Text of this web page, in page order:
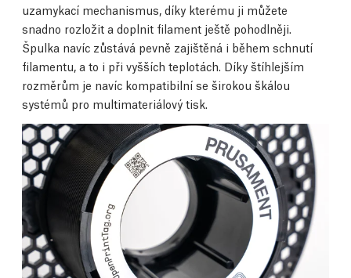
uzamykací mechanismus, díky kterému ji můžete
snadno rozložit a doplnit filament ještě pohodlněji.
Špulka navíc zůstává pevně zajištěná i během schnutí
filamentu, a to i při vyšších teplotách. Díky štíhlejším
rozměrům je navíc kompatibilní se širokou škálou
systémů pro multimateriálový tisk.